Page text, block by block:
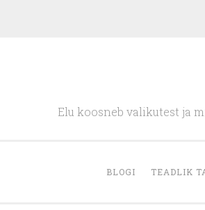
Elu koosneb valikutest ja
BLOGI TEADLIK